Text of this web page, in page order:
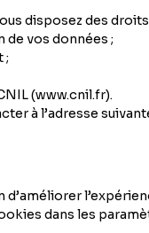
disposez des
de vos données ;
;
(www.cnil.fr).
à l’adresse
dans les